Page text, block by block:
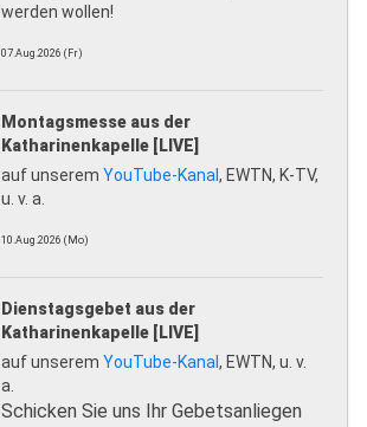
werden wollen!
07.Aug.2026 (Fr)
Montagsmesse aus der
Katharinenkapelle [LIVE]
auf unserem YouTube-Kanal, EWTN, K-TV,
u. v. a.
10.Aug.2026 (Mo)
Dienstagsgebet aus der
Katharinenkapelle [LIVE]
auf unserem YouTube-Kanal, EWTN, u. v.
a.
Schicken Sie uns Ihr Gebetsanliegen